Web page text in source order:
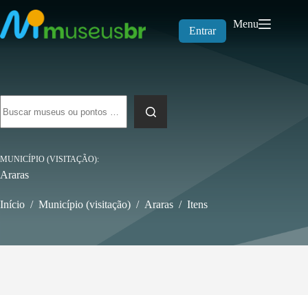
para
o
conteúdo
Entrar
Menu
resultados
MUNICÍPIO (VISITAÇÃO)
Araras
Início / Município (visitação) / Araras / Itens